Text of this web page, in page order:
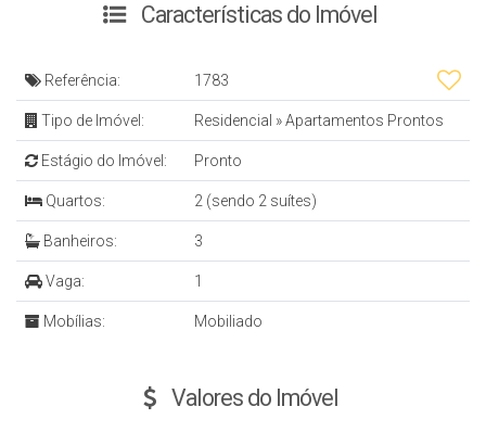
Características do Imóvel
Referência: 1783
Tipo de Imóvel: Residencial »Apartamentos Prontos
Estágio do Imóvel: Pronto
Quartos: 2 (sendo 2 suítes)
Banheiros: 3
Vaga: 1
Mobílias: Mobiliado
Valores do Imóvel